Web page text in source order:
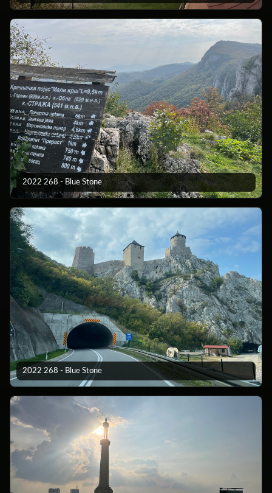
2022 268 - Blue Stone
2022 268 - Blue Stone